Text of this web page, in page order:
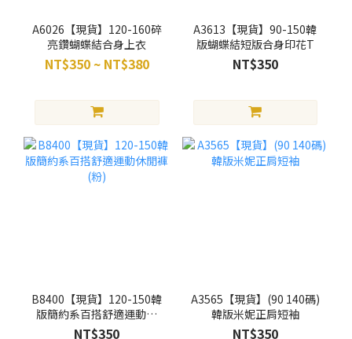
A6026【現貨】120-160碎
亮鑽蝴蝶結合身上衣
NT$350 ~ NT$380
A3613【現貨】90-150韓
版蝴蝶結短版合身印花T
NT$350
B8400【現貨】120-150韓
版簡約系百搭舒適運動休
閒褲(粉)
NT$350
A3565【現貨】(90 140碼)
韓版米妮正肩短袖
NT$350